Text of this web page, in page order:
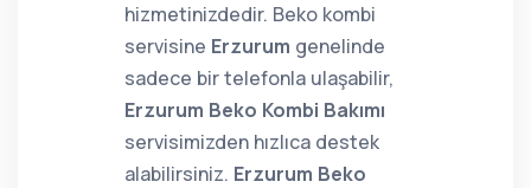
hizmetinizdedir. Beko kombi
servisine Erzurum genelinde
sadece bir telefonla ulaşabilir,
Erzurum Beko Kombi Bakımı
servisimizden hızlıca destek
alabilirsiniz. Erzurum Beko